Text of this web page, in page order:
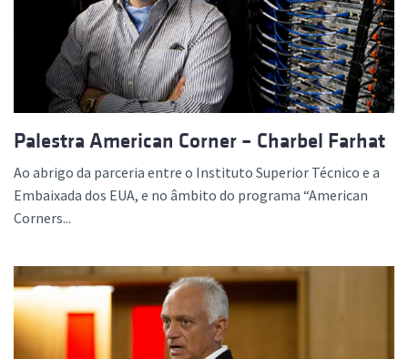
Palestra American Corner – Charbel Farhat
Ao abrigo da parceria entre o Instituto Superior Técnico e a
Embaixada dos EUA, e no âmbito do programa “American
Corners...